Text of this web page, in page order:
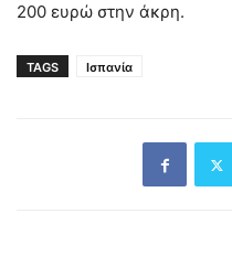
200 ευρώ στην άκρη.
TAGS Ισπανία